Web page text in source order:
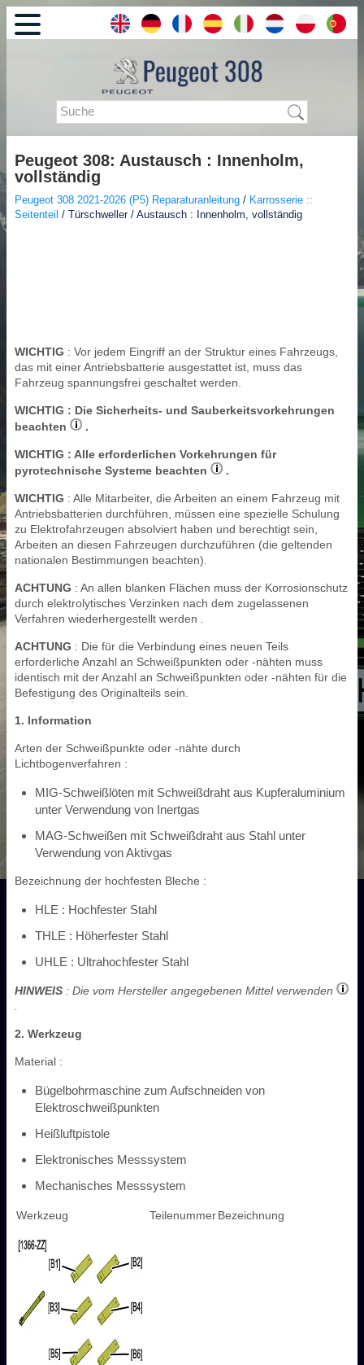
Peugeot 308: Austausch : Innenholm,
vollständig
Peugeot 308 2021-2026 (P5) Reparaturanleitung / Karrosserie ::
Seitenteil / Türschweller / Austausch : Innenholm, vollständig
WICHTIG : Vor jedem Eingriff an der Struktur eines Fahrzeugs,
das mit einer Antriebsbatterie ausgestattet ist, muss das
Fahrzeug spannungsfrei geschaltet werden.
WICHTIG : Die Sicherheits- und Sauberkeitsvorkehrungen
beachten
.
WICHTIG : Alle erforderlichen Vorkehrungen für
pyrotechnische Systeme beachten
.
WICHTIG : Alle Mitarbeiter, die Arbeiten an einem Fahrzeug mit
Antriebsbatterien durchführen, müssen eine spezielle Schulung
zu Elektrofahrzeugen absolviert haben und berechtigt sein,
Arbeiten an diesen Fahrzeugen durchzuführen (die geltenden
nationalen Bestimmungen beachten).
ACHTUNG : An allen blanken Flächen muss der Korrosionschutz
durch elektrolytisches Verzinken nach dem zugelassenen
Verfahren wiederhergestellt werden .
ACHTUNG : Die für die Verbindung eines neuen Teils
erforderliche Anzahl an Schweißpunkten oder -nähten muss
identisch mit der Anzahl an Schweißpunkten oder -nähten für die
Befestigung des Originalteils sein.
1. Information
Arten der Schweißpunkte oder -nähte durch
Lichtbogenverfahren :
MIG-Schweißlöten mit Schweißdraht aus Kupferaluminium
unter Verwendung von Inertgas
MAG-Schweißen mit Schweißdraht aus Stahl unter
Verwendung von Aktivgas
Bezeichnung der hochfesten Bleche :
HLE : Hochfester Stahl
THLE : Höherfester Stahl
UHLE : Ultrahochfester Stahl
HINWEIS : Die vom Hersteller angegebenen Mittel verwenden
2. Werkzeug
Material :
Bügelbohrmaschine zum Aufschneiden von
Elektroschweißpunkten
Heißluftpistole
Elektronisches Messsystem
Mechanisches Messsystem
Werkzeug TeilenummerBezeichnung